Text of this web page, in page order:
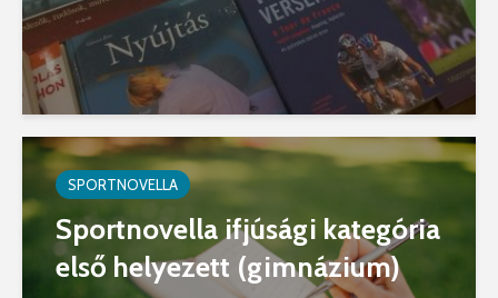
SPORTNOVELLA
Sportnovella ifjúsági kategória
első helyezett (gimnázium)